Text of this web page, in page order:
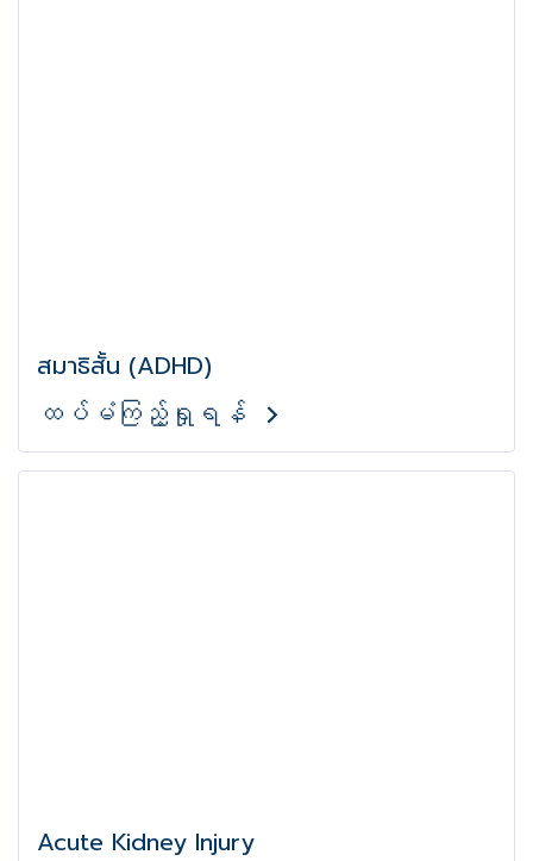
สมาธิสั้น (ADHD)
ထပ်မံကြည့်ရှုရန်
Acute Kidney Injury